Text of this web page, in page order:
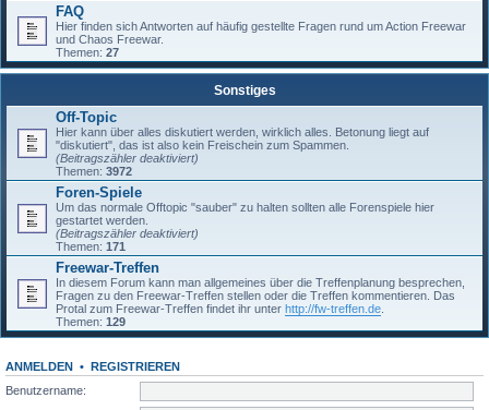
FAQ
Hier finden sich Antworten auf häufig gestellte Fragen rund um Action Freewar
und Chaos Freewar.
Themen: 27
Sonstiges
Off-Topic
Hier kann über alles diskutiert werden, wirklich alles. Betonung liegt auf
"diskutiert", das ist also kein Freischein zum Spammen.
(Beitragszähler deaktiviert)
Themen: 3972
Foren-Spiele
Um das normale Offtopic "sauber" zu halten sollten alle Forenspiele hier
gestartet werden.
(Beitragszähler deaktiviert)
Themen: 171
Freewar-Treffen
In diesem Forum kann man allgemeines über die Treffenplanung besprechen,
Fragen zu den Freewar-Treffen stellen oder die Treffen kommentieren. Das
Protal zum Freewar-Treffen findet ihr unter http://fw-treffen.de
Themen: 129
ANMELDEN • REGISTRIEREN
Benutzername: